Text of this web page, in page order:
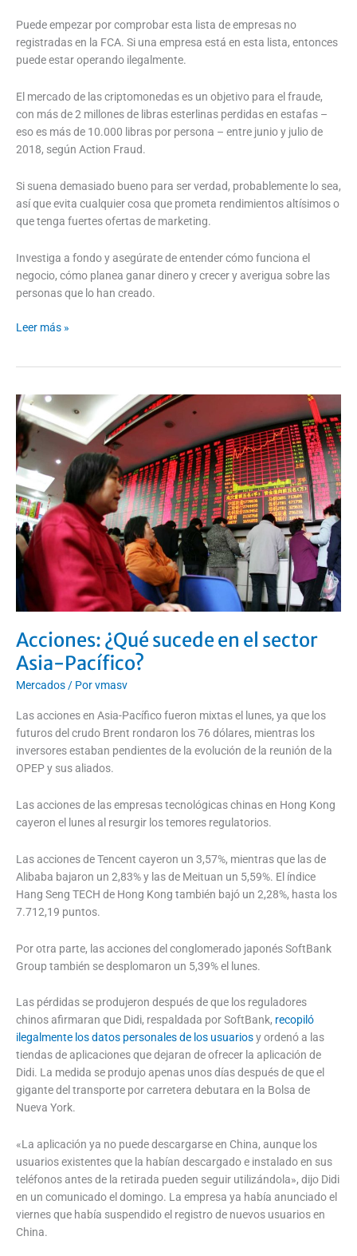
Puede empezar por comprobar esta lista de empresas no
registradas en la FCA. Si una empresa está en esta lista, entonces
puede estar operando ilegalmente.
El mercado de las criptomonedas es un objetivo para el fraude,
con más de 2 millones de libras esterlinas perdidas en estafas –
eso es más de 10.000 libras por persona – entre junio y julio de
2018, según Action Fraud.
Si suena demasiado bueno para ser verdad, probablemente lo sea,
así que evita cualquier cosa que prometa rendimientos altísimos o
que tenga fuertes ofertas de marketing.
Investiga a fondo y asegúrate de entender cómo funciona el
negocio, cómo planea ganar dinero y crecer y averigua sobre las
personas que lo han creado.
Leer más »
Acciones: ¿Qué sucede en el sector
Asia-Pacífico?
Mercados/ Porvmasv
Las acciones en Asia-Pacífico fueron mixtas el lunes, ya que los
futuros del crudo Brent rondaron los 76 dólares, mientras los
inversores estaban pendientes de la evolución de la reunión de la
OPEP y sus aliados.
Las acciones de las empresas tecnológicas chinas en Hong Kong
cayeron el lunes al resurgir los temores regulatorios.
Las acciones de Tencent cayeron un 3,57%, mientras que las de
Alibaba bajaron un 2,83% y las de Meituan un 5,59%. El índice
Hang Seng TECH de Hong Kong también bajó un 2,28%, hasta los
7.712,19 puntos.
Por otra parte, las acciones del conglomerado japonés SoftBank
Group también se desplomaron un 5,39% el lunes.
Las pérdidas se produjeron después de que los reguladores
chinos afirmaran que Didi, respaldada por SoftBank, recopiló
ilegalmente los datos personales de los usuariosy ordenó a las
tiendas de aplicaciones que dejaran de ofrecer la aplicación de
Didi. La medida se produjo apenas unos días después de que el
gigante del transporte por carretera debutara en la Bolsa de
Nueva York.
«La aplicación ya no puede descargarse en China, aunque los
usuarios existentes que la habían descargado e instalado en sus
teléfonos antes de la retirada pueden seguir utilizándola», dijo Didi
en un comunicado el domingo. La empresa ya había anunciado el
viernes que había suspendido el registro de nuevos usuarios en
China.
Acciones:
¿Qué
sucede
en
el
sector
Asia-
Pacífico?